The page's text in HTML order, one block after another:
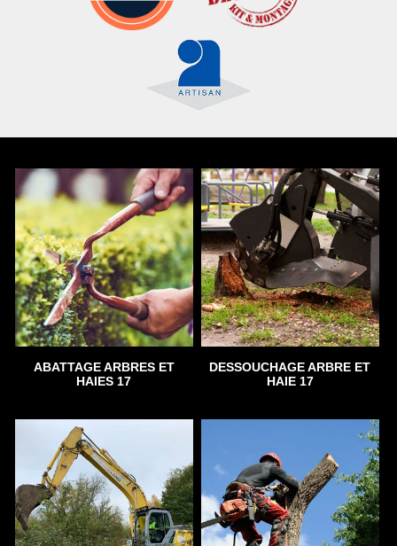
ABATTAGE ARBRES ET
HAIES 17
DESSOUCHAGE ARBRE ET
HAIE 17